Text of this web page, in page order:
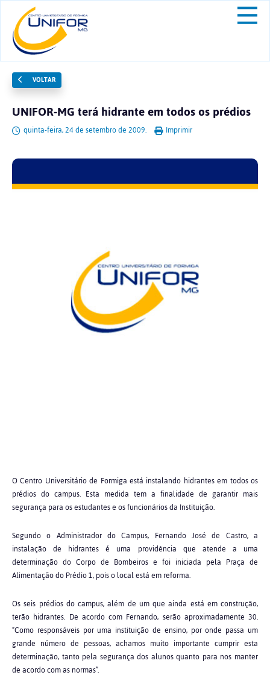
VOLTAR
UNIFOR-MG terá hidrante em todos os prédios
quinta-feira, 24 de setembro de 2009. Imprimir
O Centro Universitário de Formiga está instalando hidrantes em todos os
prédios do campus. Esta medida tem a finalidade de garantir mais
segurança para os estudantes e os funcionários da Instituição.
Segundo o Administrador do Campus, Fernando José de Castro, a
instalação de hidrantes é uma providência que atende a uma
determinação do Corpo de Bombeiros e foi iniciada pela Praça de
Alimentação do Prédio 1, pois o local está em reforma.
Os seis prédios do campus, além de um que ainda está em construção,
terão hidrantes. De acordo com Fernando, serão aproximadamente 30.
“Como responsáveis por uma instituição de ensino, por onde passa um
grande número de pessoas, achamos muito importante cumprir esta
determinação, tanto pela segurança dos alunos quanto para nos manter
de acordo com as normas”.